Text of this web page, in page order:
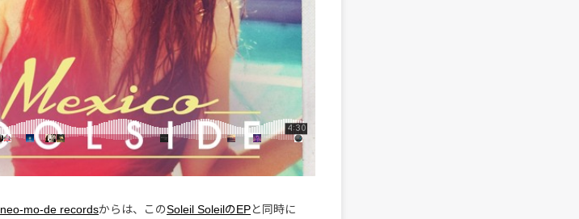
neo-mo-de recordsからは、このSoleil SoleilのEPと同時に